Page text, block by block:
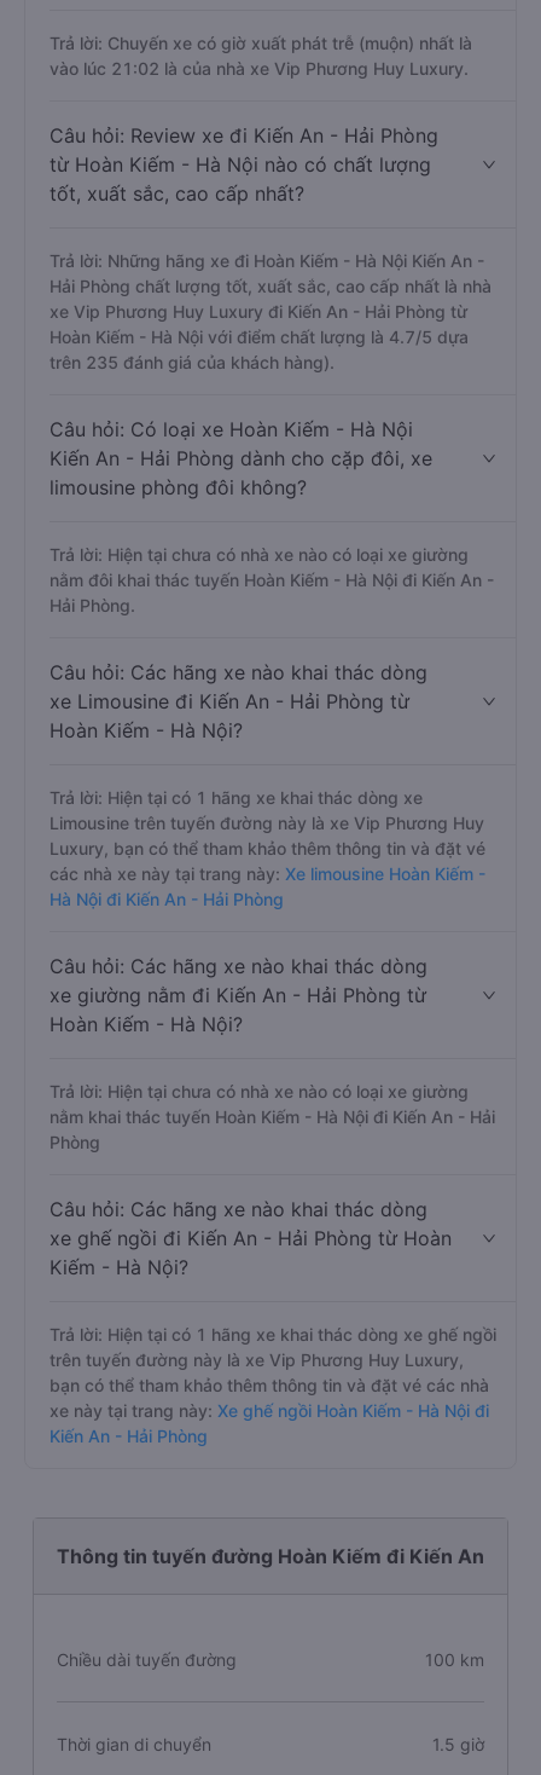
Trả lời: Chuyến xe có giờ xuất phát trễ (muộn) nhất là
vào lúc 21:02 là của nhà xe Vip Phương Huy Luxury.
Câu hỏi: Review xe đi Kiến An - Hải Phòng
từ Hoàn Kiếm - Hà Nội nào có chất lượng
tốt, xuất sắc, cao cấp nhất?
Trả lời: Những hãng xe đi Hoàn Kiếm - Hà Nội Kiến An -
Hải Phòng chất lượng tốt, xuất sắc, cao cấp nhất là nhà
xe Vip Phương Huy Luxury đi Kiến An - Hải Phòng từ
Hoàn Kiếm - Hà Nội với điểm chất lượng là 4.7/5 dựa
trên 235 đánh giá của khách hàng).
Câu hỏi: Có loại xe Hoàn Kiếm - Hà Nội
Kiến An - Hải Phòng dành cho cặp đôi, xe
limousine phòng đôi không?
Trả lời: Hiện tại chưa có nhà xe nào có loại xe giường
nằm đôi khai thác tuyến Hoàn Kiếm - Hà Nội đi Kiến An -
Hải Phòng.
Câu hỏi: Các hãng xe nào khai thác dòng
xe Limousine đi Kiến An - Hải Phòng từ
Hoàn Kiếm - Hà Nội?
Trả lời: Hiện tại có 1 hãng xe khai thác dòng xe
Limousine trên tuyến đường này là xe Vip Phương Huy
Luxury, bạn có thể tham khảo thêm thông tin và đặt vé
các nhà xe này tại trang này: Xe limousine Hoàn Kiếm -
Hà Nội đi Kiến An - Hải Phòng
Câu hỏi: Các hãng xe nào khai thác dòng
xe giường nằm đi Kiến An - Hải Phòng từ
Hoàn Kiếm - Hà Nội?
Trả lời: Hiện tại chưa có nhà xe nào có loại xe giường
nằm khai thác tuyến Hoàn Kiếm - Hà Nội đi Kiến An - Hải
Phòng
Câu hỏi: Các hãng xe nào khai thác dòng
xe ghế ngồi đi Kiến An - Hải Phòng từ Hoàn
Kiếm - Hà Nội?
Trả lời: Hiện tại có 1 hãng xe khai thác dòng xe ghế ngồi
trên tuyến đường này là xe Vip Phương Huy Luxury,
bạn có thể tham khảo thêm thông tin và đặt vé các nhà
xe này tại trang này: Xe ghế ngồi Hoàn Kiếm - Hà Nội đi
Kiến An - Hải Phòng
Thông tin tuyến đường Hoàn Kiếm đi Kiến An
Chiều dài tuyến đường 100 km
Thời gian di chuyển 1.5 giờ